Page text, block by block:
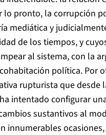
lo pronto, la corrupción
mediática y
de los tiempos, y
al sistema, con la
política. Por
rupturista que desde
intentado configurar
sustantivos al
innumerables